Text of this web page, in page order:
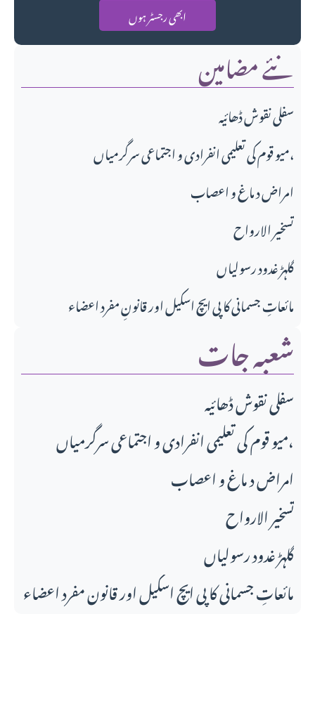
ابھی رجسٹر ہوں
نئے مضامین
سفلی نقوش ڈھائیہ
میو قوم کی تعلیمی انفرادی و اجتماعی سرگرمیاں،
امراض د ماغ و اعصاب
تسخير الارواح
گلہڑ غدود رسولیاں
مائعاتِ جسمانی کا پی ایچ اسکیل اور قانونِ مفرد اعضاء
شعبہ جات
سفلی نقوش ڈھائیہ
میو قوم کی تعلیمی انفرادی و اجتماعی سرگرمیاں،
امراض د ماغ و اعصاب
تسخير الارواح
گلہڑ غدود رسولیاں
مائعاتِ جسمانی کا پی ایچ اسکیل اور قانونِ مفرد اعضاء